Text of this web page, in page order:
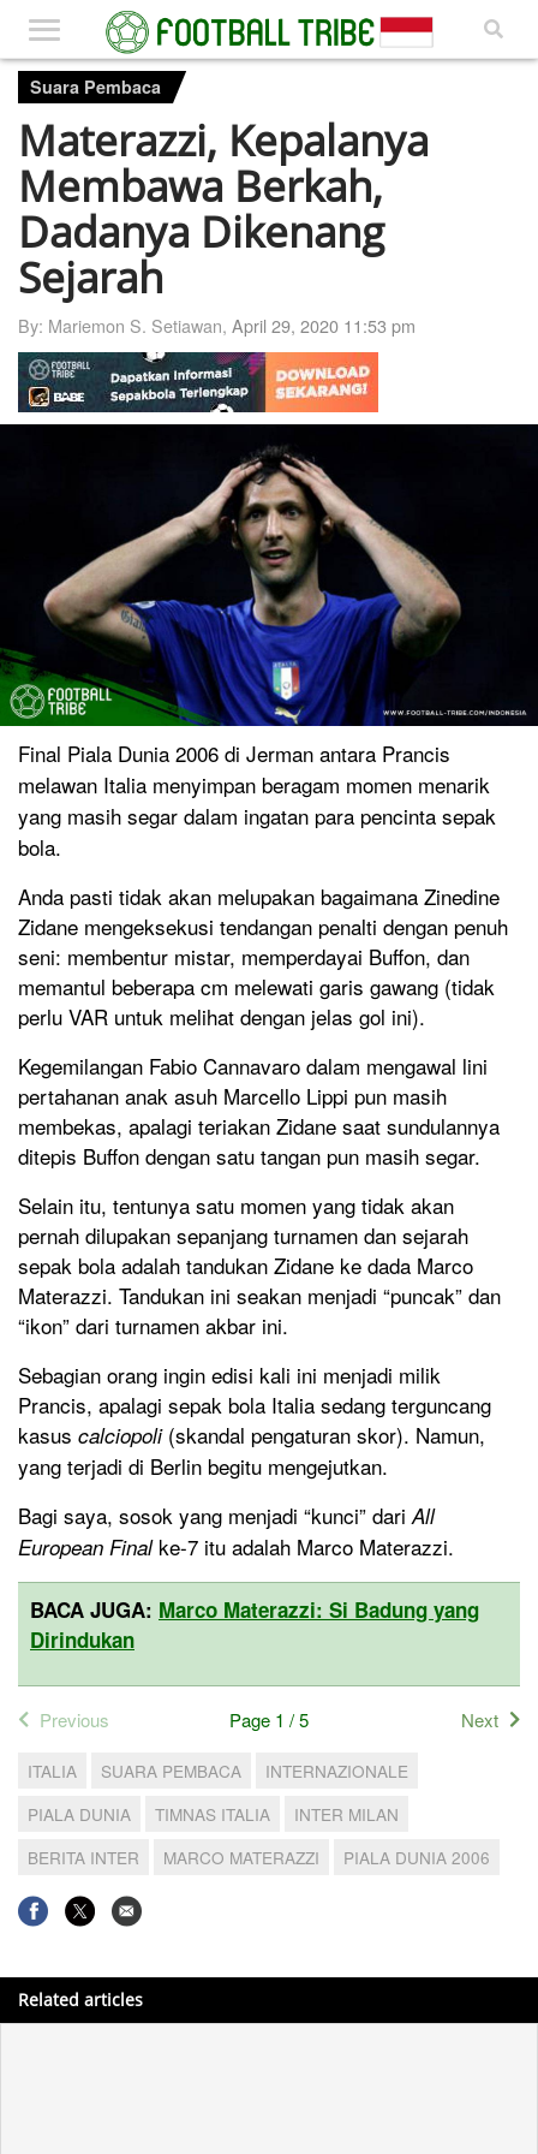
Suara Pembaca
Materazzi, Kepalanya
Membawa Berkah,
Dadanya Dikenang
Sejarah
By: Mariemon S. Setiawan, April 29, 2020 11:53 pm
Final Piala Dunia 2006 di Jerman antara Prancis
melawan Italia menyimpan beragam momen menarik
yang masih segar dalam ingatan para pencinta sepak
bola.
Anda pasti tidak akan melupakan bagaimana Zinedine
Zidane mengeksekusi tendangan penalti dengan penuh
seni: membentur mistar, memperdayai Buffon, dan
memantul beberapa cm melewati garis gawang (tidak
perlu VAR untuk melihat dengan jelas gol ini).
Kegemilangan Fabio Cannavaro dalam mengawal lini
pertahanan anak asuh Marcello Lippi pun masih
membekas, apalagi teriakan Zidane saat sundulannya
ditepis Buffon dengan satu tangan pun masih segar.
Selain itu, tentunya satu momen yang tidak akan
pernah dilupakan sepanjang turnamen dan sejarah
sepak bola adalah tandukan Zidane ke dada Marco
Materazzi. Tandukan ini seakan menjadi “puncak” dan
“ikon” dari turnamen akbar ini.
Sebagian orang ingin edisi kali ini menjadi milik
Prancis, apalagi sepak bola Italia sedang terguncang
kasus calciopoli (skandal pengaturan skor). Namun,
yang terjadi di Berlin begitu mengejutkan.
Bagi saya, sosok yang menjadi “kunci” dariAll
European Finalke-7 itu adalah Marco Materazzi.
BACA JUGA: Marco Materazzi: Si Badung yang
Dirindukan
Previous Page 1 / 5 Next
ITALIA SUARA PEMBACA
INTERNAZIONALE
PIALA DUNIA
TIMNAS ITALIA
INTER MILAN
BERITA INTER
MARCO MATERAZZI PIALA DUNIA 2006
Related articles